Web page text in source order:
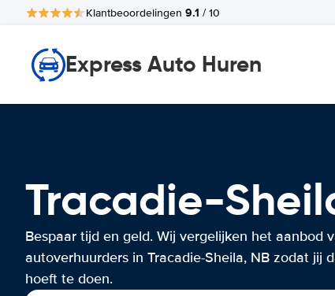
Klantbeoordelingen 9.1 / 10
Express Auto Huren
Tracadie-
Bespaar tijd en geld. Wij vergelijken het aanbod
autoverhuurders in Tracadie-Sheila, NB zodat jij
hoeft te doen.